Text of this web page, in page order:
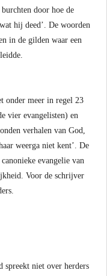
door hoe de
hij deed’. De woorden
in de gilden waar een
onder meer in regel 23
vier evangelisten) en
verhalen van God,
weerga niet kent’. De
evangelie van
Voor de schrijver
niet over herders